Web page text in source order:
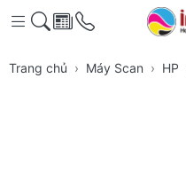
Trang chủ Máy Scan HP